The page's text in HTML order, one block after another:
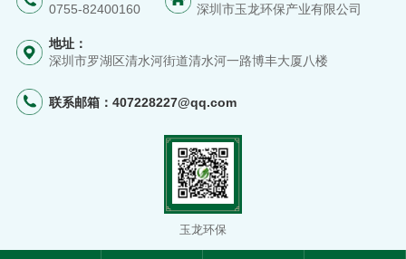
0755-82400160
深圳市玉龙环保产业有限公司
地址：
深圳市罗湖区清水河街道清水河一路博丰大厦八楼
联系邮箱： 407228227@qq.com
玉龙环保